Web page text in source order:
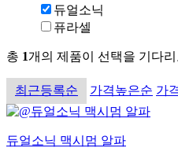
듀얼소닉
퓨라셀
총 1개의 제품이 선택을 기다
최근등록순 가격높은순 가
듀얼소닉 맥시멈 알파